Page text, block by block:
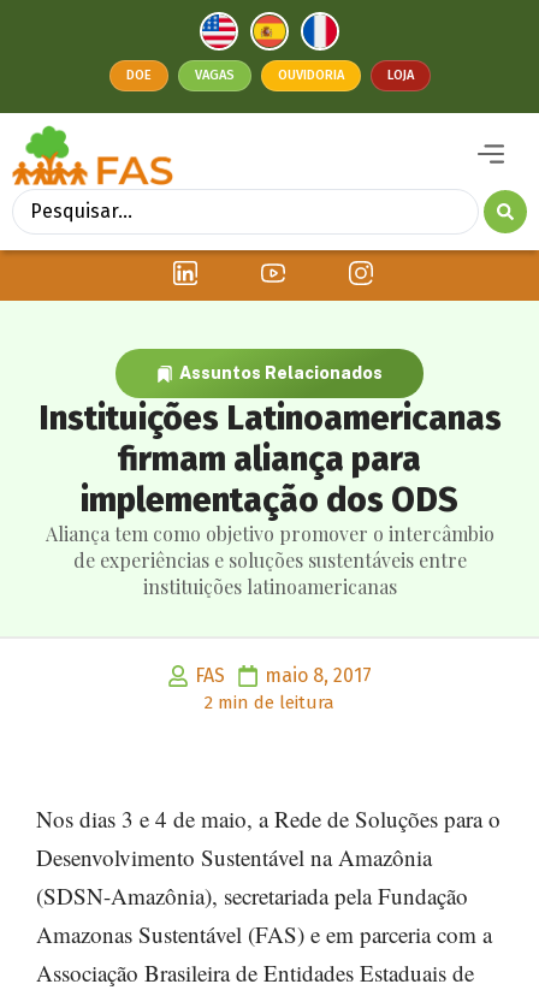
DOE VAGAS OUVIDORIA LOJA
Assuntos Relacionados
Instituições Latinoamericanas
firmam aliança para
implementação dos ODS
Aliança tem como objetivo promover o intercâmbio
de experiências e soluções sustentáveis entre
instituições latinoamericanas
FAS maio 8, 2017
2 min de leitura
Nos dias 3 e 4 de maio, a Rede de Soluções para o
Desenvolvimento Sustentável na Amazônia
(SDSN-Amazônia), secretariada pela Fundação
Amazonas Sustentável (FAS) e em parceria com a
Associação Brasileira de Entidades Estaduais de